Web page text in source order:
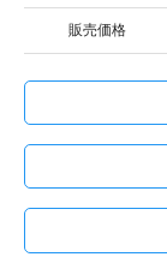
販売価格